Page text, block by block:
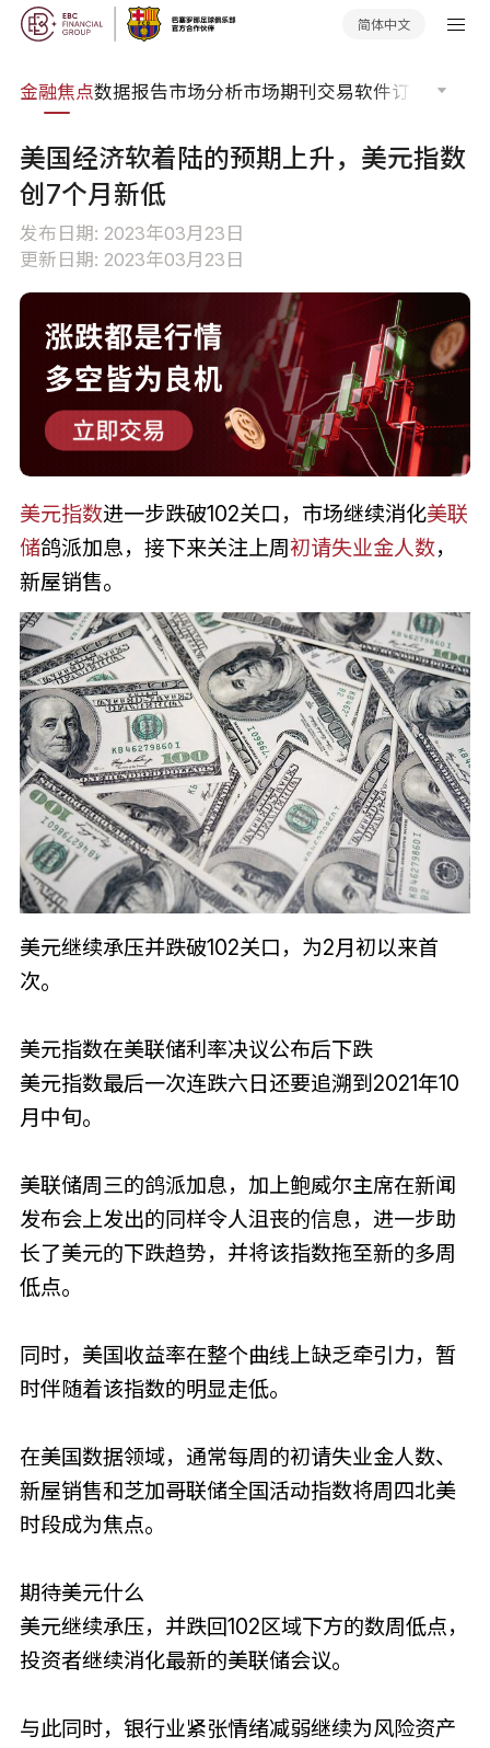
简体中文
金融焦点数据报告市场分析市场期刊交易软件订单流
美国经济软着陆的预期上升，美元指数
创7个月新低
发布日期: 2023年03月23日
更新日期: 2023年03月23日
美元指数进一步跌破102关口，市场继续消化美联
储鸽派加息，接下来关注上周初请失业金人数，
新屋销售。
美元继续承压并跌破102关口，为2月初以来首
次。
美元指数在美联储利率决议公布后下跌
美元指数最后一次连跌六日还要追溯到2021年10
月中旬。
美联储周三的鸽派加息，加上鲍威尔主席在新闻
发布会上发出的同样令人沮丧的信息，进一步助
长了美元的下跌趋势，并将该指数拖至新的多周
低点。
同时，美国收益率在整个曲线上缺乏牵引力，暂
时伴随着该指数的明显走低。
在美国数据领域，通常每周的初请失业金人数、
新屋销售和芝加哥联储全国活动指数将周四北美
时段成为焦点。
期待美元什么
美元继续承压，并跌回102区域下方的数周低点，
投资者继续消化最新的美联储会议。
与此同时，银行业紧张情绪减弱继续为风险资产